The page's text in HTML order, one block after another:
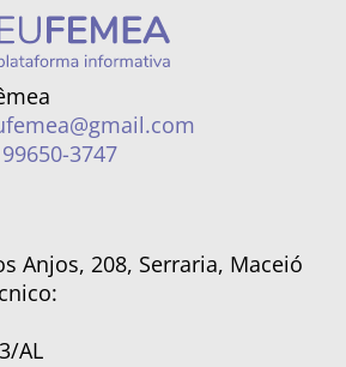
99650-3747
Anjos, 208, Serraria, Maceió
AL